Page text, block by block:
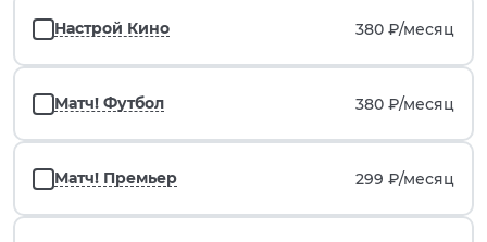
Настрой Кино 380 ₽/месяц
Матч! Футбол 380 ₽/месяц
Матч! Премьер 299 ₽/месяц